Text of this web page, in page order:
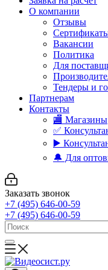
О компании
Отзывы
Вакансии
Политика
Для
Тендеры и
Партнерам
Контакты
🏬 Магазины
✅️
▶️
🔔 Для
Заказать звонок
+7 (495) 646-00-59
+7 (495) 646-00-59